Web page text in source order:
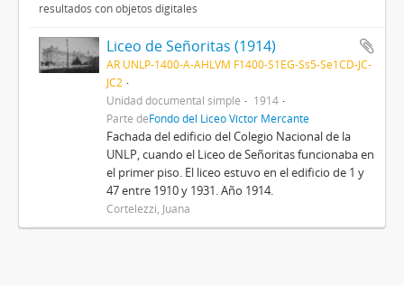
resultados con objetos digitales
Liceo de Señoritas (1914)
AR UNLP-1400-A-AHLVM F1400-S1EG-Ss5-Se1CD-JC-
JC2
Unidad documental simple
1914
Parte deFondo del Liceo Víctor Mercante
Fachada del edificio del Colegio Nacional de la
UNLP, cuando el Liceo de Señoritas funcionaba en
el primer piso. El liceo estuvo en el edificio de 1 y
47 entre 1910 y 1931. Año 1914.
Cortelezzi, Juana